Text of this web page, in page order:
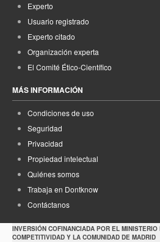
Experto
Usuario registrado
Experto citado
Organización experta
El Comité Ético-Científico
MÁS INFORMACIÓN
Condiciones de uso
Seguridad
Privacidad
Propiedad intelectual
Quiénes somos
Trabaja en Dontknow
Contáctanos
INVERSIÓN COFINANCIADA POR EL
COMPETITIVIDAD Y LA COMUNIDAD DE MADRID